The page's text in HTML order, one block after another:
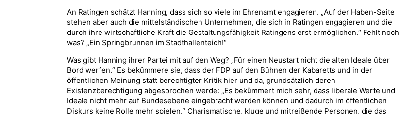
An Ratingen schätzt Hanning, dass sich so viele im Ehrenamt engagieren. „Auf der Haben-Seite
stehen aber auch die mittelständischen Unternehmen, die sich in Ratingen engagieren und die
durch ihre wirtschaftliche Kraft die Gestaltungsfähigkeit Ratingens erst ermöglichen.“ Fehlt noch
was? „Ein Springbrunnen im Stadthallenteich!“
Was gibt Hanning ihrer Partei mit auf den Weg? „Für einen Neustart nicht die alten Ideale über
Bord werfen.“ Es bekümmere sie, dass der FDP auf den Bühnen der Kabaretts und in der
öffentlichen Meinung statt berechtigter Kritik hier und da, grundsätzlich deren
Existenzberechtigung abgesprochen werde: „Es bekümmert mich sehr, dass liberale Werte und
Ideale nicht mehr auf Bundesebene eingebracht werden können und dadurch im öffentlichen
Diskurs keine Rolle mehr spielen.“ Charismatische, kluge und mitreißende Personen, die das